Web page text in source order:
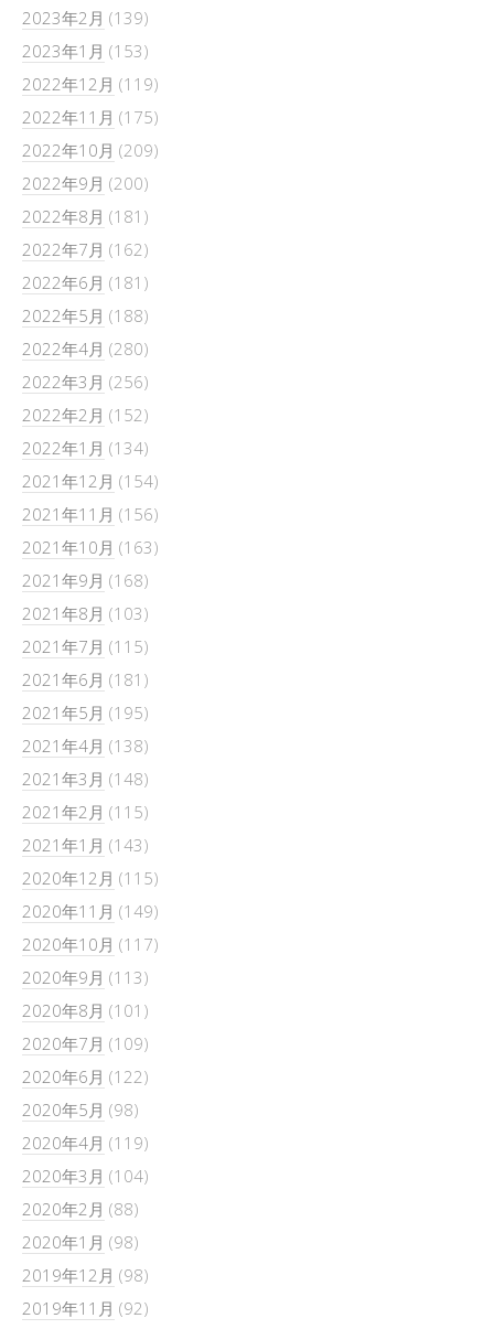
2023年2月 (139)
2023年1月 (153)
2022年12月 (119)
2022年11月 (175)
2022年10月 (209)
2022年9月 (200)
2022年8月 (181)
2022年7月 (162)
2022年6月 (181)
2022年5月 (188)
2022年4月 (280)
2022年3月 (256)
2022年2月 (152)
2022年1月 (134)
2021年12月 (154)
2021年11月 (156)
2021年10月 (163)
2021年9月 (168)
2021年8月 (103)
2021年7月 (115)
2021年6月 (181)
2021年5月 (195)
2021年4月 (138)
2021年3月 (148)
2021年2月 (115)
2021年1月 (143)
2020年12月 (115)
2020年11月 (149)
2020年10月 (117)
2020年9月 (113)
2020年8月 (101)
2020年7月 (109)
2020年6月 (122)
2020年5月 (98)
2020年4月 (119)
2020年3月 (104)
2020年2月 (88)
2020年1月 (98)
2019年12月 (98)
2019年11月 (92)